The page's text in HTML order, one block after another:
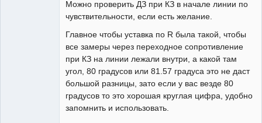
Можно проверить ДЗ при КЗ в начале линии по
чувствительности, если есть желание.
Главное чтобы уставка по R была такой, чтобы
все замеры через переходное сопротивление
при КЗ на линии лежали внутри, а какой там
угол, 80 градусов или 81.57 градуса это не даст
большой разницы, зато если у вас везде 80
градусов то это хорошая круглая цифра, удобно
запомнить и использовать.